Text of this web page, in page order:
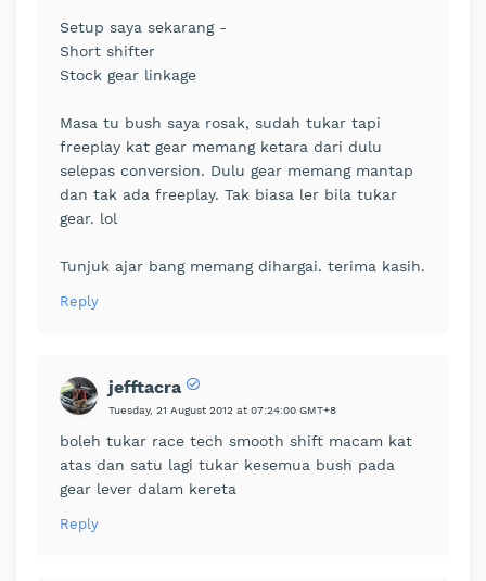
Setup saya sekarang -
Short shifter
Stock gear linkage
Masa tu bush saya rosak, sudah tukar tapi
freeplay kat gear memang ketara dari dulu
selepas conversion. Dulu gear memang mantap
dan tak ada freeplay. Tak biasa ler bila tukar
gear. lol
Tunjuk ajar bang memang dihargai. terima kasih.
Reply
jefftacra
Tuesday, 21 August 2012 at 07:24:00 GMT+8
boleh tukar race tech smooth shift macam kat
atas dan satu lagi tukar kesemua bush pada
gear lever dalam kereta
Reply